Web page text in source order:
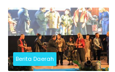
Berita Daerah